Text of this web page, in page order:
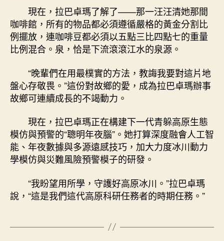
現在，拉巴卓瑪了解了——那一汪汪清她那間
咖啡館，所有的物品都必須遵循嚴格的黃金分割比
例擺放，連咖啡豆都必須以五點三比四點七的重量
比例混合。泉，恰是下流滾滾江水的泉源。
“晚輩們在用最樸實的方法，教誨我要對這片地
盤心存敬畏。”這份對故鄉的愛，成為拉巴卓瑪辦事
故鄉可連續成長的不竭動力。
現在，拉巴卓瑪正在構建下一代青躲高原生態
模仿與預警的“聰明年夜腦”。她打算深度融會人工智
能、年夜數據與多源遠感技巧，加大力度冰川動力
學模仿與災難風險預警模子的研發。
“我盼望用所學，守護好高原冰川。”拉巴卓瑪
說，“這是我們這代高原科研任務者的時期任務。”